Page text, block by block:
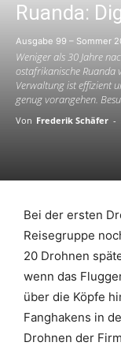
Ruanda:
Ausgabe 99 – Sommer
Weniger als 30 Jahre
ostafrikanische Ruanda
Verwaltung ist effizient
genug vorangehen.
Von Frederik Schäfer -
Bei der ersten
Reisegruppe
20 Drohnen
wenn das
über die Köpfe
Fanghakens in
Drohnen der